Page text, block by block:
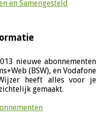
en Samengesteld
nieuwe abonnementen
(BSW), en Vodafone
heeft alles voor je
gemaakt.